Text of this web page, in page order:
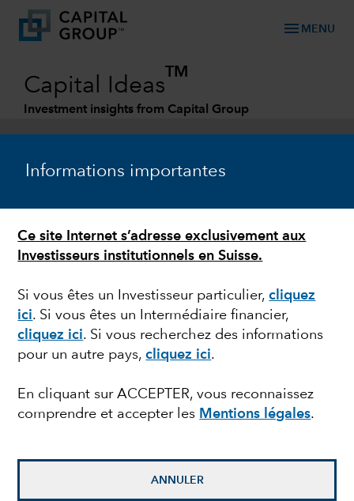
Informations importantes
Ce site Internet s’adresse exclusivement aux
Investisseurs institutionnels en Suisse.
Si vous êtes un Investisseur particulier,cliquez
ici. Si vous êtes un Intermédiaire financier,
cliquez ici. Si vous recherchez des informations
pour un autre pays,cliquez ici.
En cliquant sur ACCEPTER, vous reconnaissez
comprendre et accepter les Mentions légales.
ANNULER
menu MENU
Capital Ideas
TM
Investment insights from Capital Group
INDE
Inde, économie
émergente de la
décennie ?